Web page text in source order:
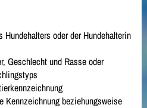
Hundehalters oder der Hundehalterin
Geschlecht und Rasse oder
Kennzeichnung beziehungsweise